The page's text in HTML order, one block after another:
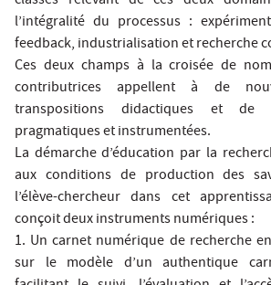
l’intégralité du processus :
feedback, industrialisation et recherche
Ces deux champs à la croisée de
contributrices appellent à de
transpositions didactiques et
pragmatiques et instrumentées.
La démarche d’éducation par la
aux conditions de production des
l’élève-chercheur dans cet
conçoit deux instruments numériques :
1. Un carnet numérique de recherche
sur le modèle d’un authentique